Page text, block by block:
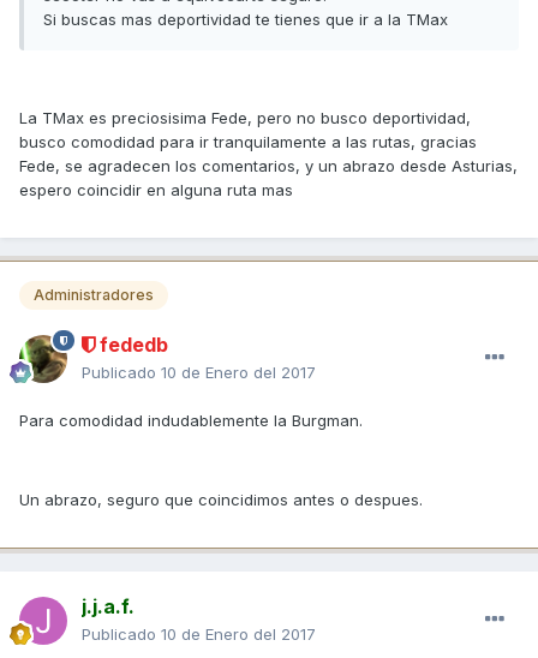
Si buscas mas deportividad te tienes que ir a la TMax
La TMax es preciosisima Fede, pero no busco deportividad,
busco comodidad para ir tranquilamente a las rutas, gracias
Fede, se agradecen los comentarios, y un abrazo desde Asturias,
espero coincidir en alguna ruta mas
Administradores
fededb
Publicado 10 de Enero del 2017
Para comodidad indudablemente la Burgman.
Un abrazo, seguro que coincidimos antes o despues.
j.j.a.f.
Publicado 10 de Enero del 2017